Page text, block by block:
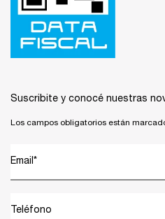
Suscribite y conocé nuestras
Los campos obligatorios están
Email *
Teléfono